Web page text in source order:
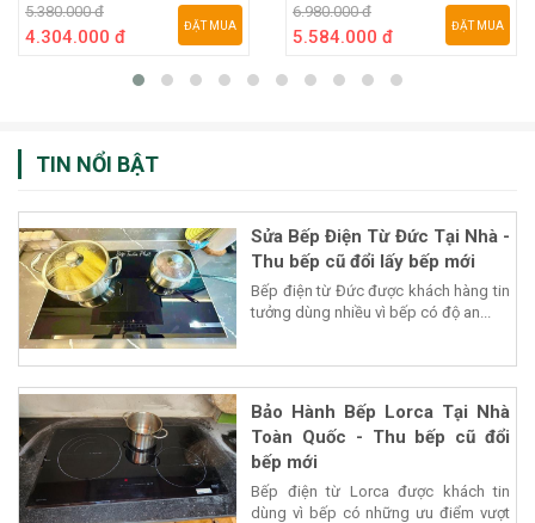
5.380.000 đ
4.304.000 đ
ĐẶT MUA
6.980.000 đ
5.584.000 đ
ĐẶT MUA
TIN NỔI BẬT
Sửa Bếp Điện Từ Đức Tại Nhà -
Thu bếp cũ đổi lấy bếp mới
Bếp điện từ Đức được khách hàng tin
tưởng dùng nhiều vì bếp có độ an...
Bảo Hành Bếp Lorca Tại Nhà
Toàn Quốc - Thu bếp cũ đổi
bếp mới
Bếp điện từ Lorca được khách tin
dùng vì bếp có những ưu điểm vượt